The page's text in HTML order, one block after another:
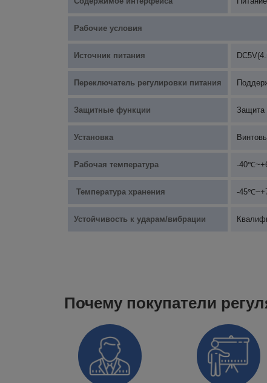
Рабочие условия
Источник питания
Переключатель регулировки питания
Защитные функции Защита
Установка
Рабочая температура -
Температура хранения -
Устойчивость к ударам/вибрации
Почему покупатели